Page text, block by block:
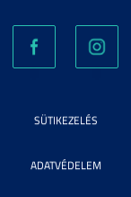
SÜTIKEZELÉS
ADATVÉDELEM